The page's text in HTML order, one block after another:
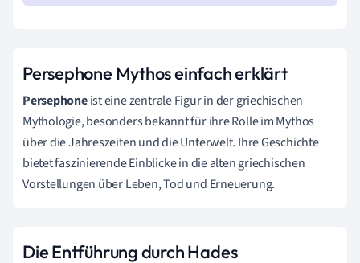
Persephone Mythos einfach erklärt
Persephoneist eine zentrale Figur in der griechischen
Mythologie, besonders bekannt für ihre Rolle im Mythos
über die Jahreszeiten und die Unterwelt. Ihre Geschichte
bietet faszinierende Einblicke in die alten griechischen
Vorstellungen über Leben, Tod und Erneuerung.
Die Entführung durch Hades